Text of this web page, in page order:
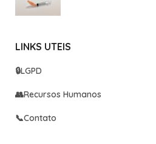
LINKS UTEIS
🔒LGPD
👥Recursos Humanos
📞Contato